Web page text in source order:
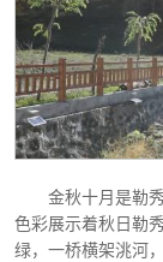
金秋十月是勒
色彩展示着秋日勒
绿，一桥横架洮河